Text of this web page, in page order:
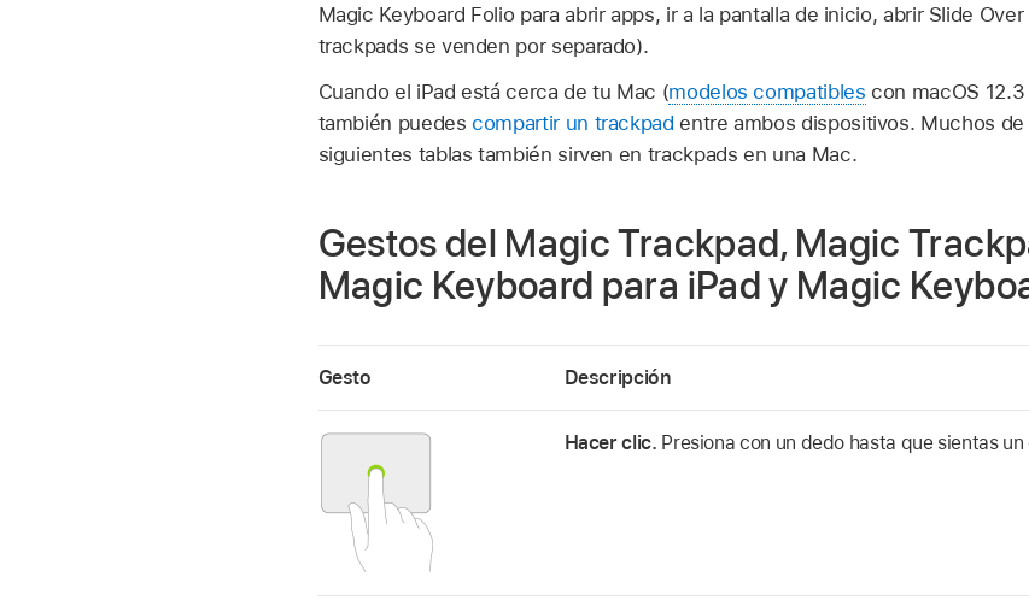
Magic Keyboard Folio para abrir apps, ir a la pantalla de inicio, abrir Slide
trackpads se venden por separado).
Cuando el iPad está cerca de tu Mac (modelos compatibles con macOS
también puedescompartir un trackpad entre ambos dispositivos. Muchos
siguientes tablas también sirven en trackpads en una Mac.
Gestos del Magic Trackpad, Magic
Magic Keyboard para iPad y Magic
Gesto Descripción
Hacer clic. Presiona con un dedo hasta que sientas